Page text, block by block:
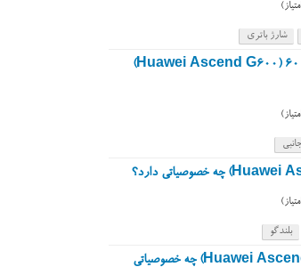
امتیاز)
شارژ باتری
وسایل جانبی همراه در بسته‌ی گوشی هوآوی اسند جی ۶۰۰ (Huawei Ascend G600)
امتیاز)
امتیاز)
بلندگو
کیفیت صدا در گوشی هوآوی اسند جی ۶۰۰ (Huawei Ascend G600) چه خصوصیاتی